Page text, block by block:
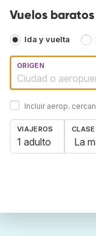
Vuelos
Ida y vuelta
ORIGEN
Incluir aerop.
VIAJEROS
1 adulto
CLASE